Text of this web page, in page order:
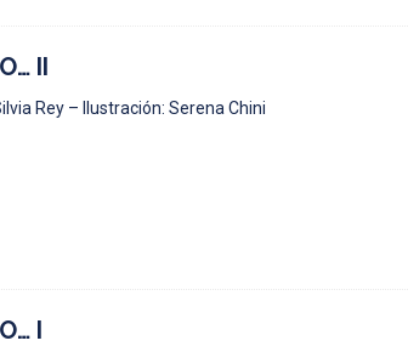
II
Rey – Ilustración: Serena Chini
I